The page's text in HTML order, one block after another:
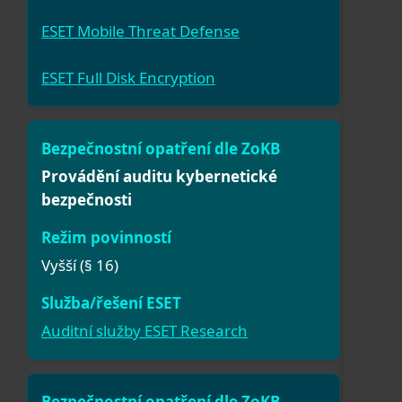
ESET Mobile Threat Defense
ESET Full Disk Encryption
Provádění auditu kybernetické
bezpečnosti
Vyšší (§ 16)
Auditní služby ESET Research